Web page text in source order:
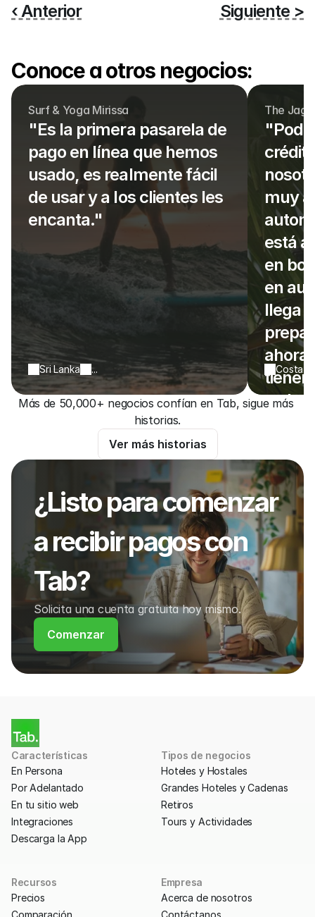
‹ Anterior Siguiente >
Conoce a otros negocios:
Surf & Yoga Mirissa
"Es la primera pasarela de
pago en línea que hemos
usado, es realmente fácil
de usar y a los clientes les
encanta."
Sri Lanka ...
The
muy
está a
en
en
llega
ahora
tienen
no
que
Costa
Más de 50,000+ negocios confían en Tab, sigue más
historias.
Ver más historias
¿Listo para comenzar
a recibir pagos con
Tab?
Solicita una cuenta gratuita hoy mismo.
Comenzar
Características
En Persona
Por Adelantado
En tu sitio web
Integraciones
Descarga la App
Tipos de negocios
Hoteles y Hostales
Grandes Hoteles y Cadenas
Retiros
Tours y Actividades
Recursos
Precios
Comparación
Empresa
Acerca de nosotros
Contáctanos